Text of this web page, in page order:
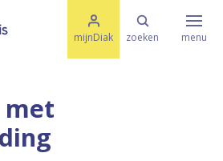
mijnDiak zoeken
M
e
menu
met